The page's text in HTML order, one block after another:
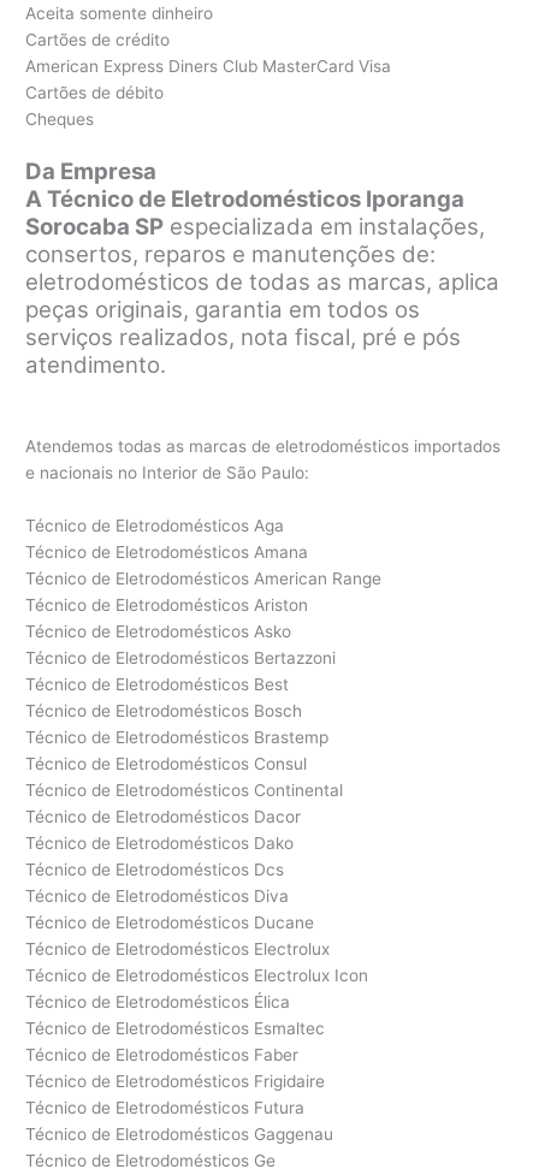
Aceita somente dinheiro
Cartões de crédito
American Express Diners Club MasterCard Visa
Cartões de débito
Cheques
Da Empresa
A Técnico de Eletrodomésticos Iporanga
Sorocaba SP especializada em instalações,
consertos, reparos e manutenções de:
eletrodomésticos de todas as marcas, aplica
peças originais, garantia em todos os
serviços realizados, nota fiscal, pré e pós
atendimento.
Atendemos todas as marcas de eletrodomésticos importados
e nacionais no Interior de São Paulo:
Técnico de Eletrodomésticos Aga
Técnico de Eletrodomésticos Amana
Técnico de Eletrodomésticos American Range
Técnico de Eletrodomésticos Ariston
Técnico de Eletrodomésticos Asko
Técnico de Eletrodomésticos Bertazzoni
Técnico de Eletrodomésticos Best
Técnico de Eletrodomésticos Bosch
Técnico de Eletrodomésticos Brastemp
Técnico de Eletrodomésticos Consul
Técnico de Eletrodomésticos Continental
Técnico de Eletrodomésticos Dacor
Técnico de Eletrodomésticos Dako
Técnico de Eletrodomésticos Dcs
Técnico de Eletrodomésticos Diva
Técnico de Eletrodomésticos Ducane
Técnico de Eletrodomésticos Electrolux
Técnico de Eletrodomésticos Electrolux Icon
Técnico de Eletrodomésticos Élica
Técnico de Eletrodomésticos Esmaltec
Técnico de Eletrodomésticos Faber
Técnico de Eletrodomésticos Frigidaire
Técnico de Eletrodomésticos Futura
Técnico de Eletrodomésticos Gaggenau
Técnico de Eletrodomésticos Ge